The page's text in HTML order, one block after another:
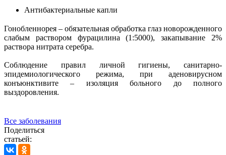
Антибактериальные капли
Гонобленнорея – обязательная обработка глаз новорожденного
слабым раствором фурацилина (1:5000), закапывание 2%
раствора нитрата серебра.
Соблюдение правил личной гигиены, санитарно-
эпидемиологического режима, при аденовирусном
конъюнктивите – изоляция больного до полного
выздоровления.
Все заболевания
Поделиться
статьей: